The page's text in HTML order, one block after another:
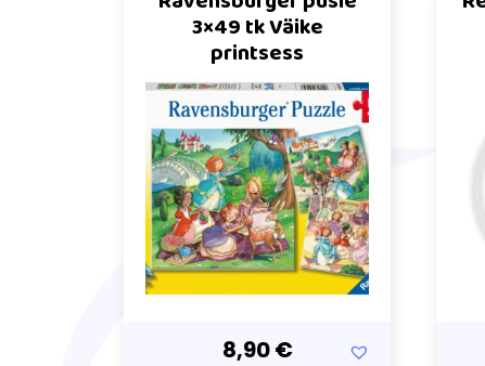
3×49 tk Väike
printsess
8,90€